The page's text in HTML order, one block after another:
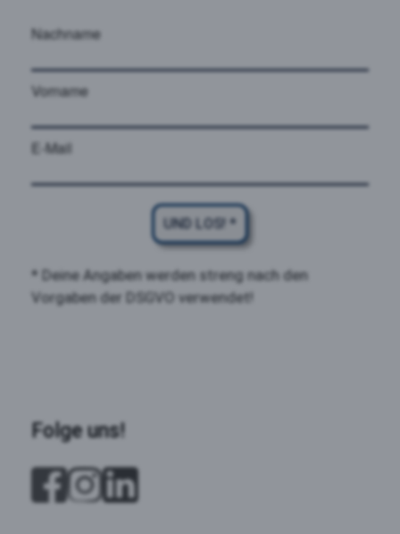
Nachname
Vorname
E-Mail
UND LOS! *
* Deine Angaben werden streng nach den
Vorgaben der DSGVO verwendet!
Folge uns!